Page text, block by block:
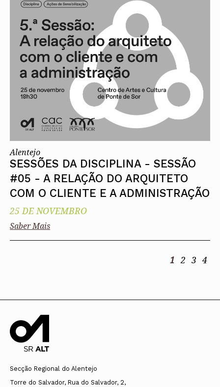
Alentejo
SESSÕES DA DISCIPLINA - SESSÃO
#05 - A RELAÇÃO DO ARQUITETO
COM O CLIENTE E A ADMINISTRAÇÃO
25 DE NOVEMBRO
Saber Mais
1 2 3 4
Secção Regional do Alentejo
Torre do Salvador, Rua do Salvador, 2,